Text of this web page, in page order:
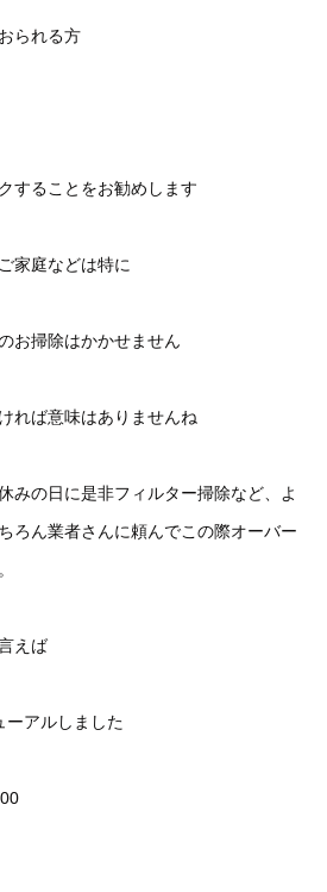
られる方
することをお勧めします
家庭などは特に
お掃除はかかせません
れば意味はありませんね
みの日に是非フィルター掃除など、よ
ろん業者さんに頼んでこの際オーバー
えば
ーアルしました